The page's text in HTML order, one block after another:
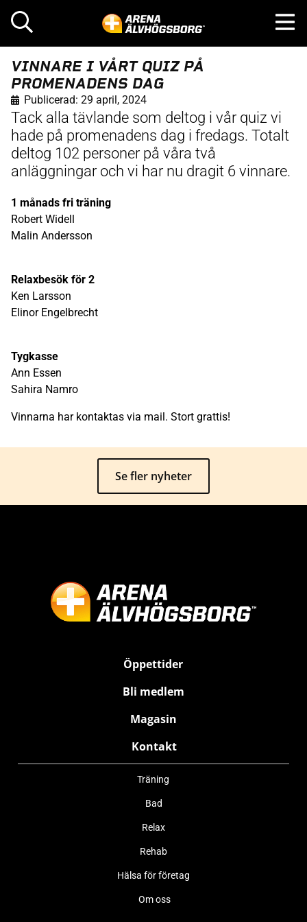
VINNARE I VÅRT QUIZ PÅ
PROMENADENS DAG
Publicerad: 29 april, 2024
Tack alla tävlande som deltog i vår quiz vi
hade på promenadens dag i fredags. Totalt
deltog 102 personer på våra två
anläggningar och vi har nu dragit 6 vinnare.
1 månads fri träning
Robert Widell
Malin Andersson
Relaxbesök för 2
Ken Larsson
Elinor Engelbrecht
Tygkasse
Ann Essen
Sahira Namro
Vinnarna har kontaktas via mail. Stort grattis!
Se fler nyheter
Öppettider
Bli medlem
Magasin
Kontakt
Träning
Bad
Relax
Rehab
Hälsa för företag
Om oss